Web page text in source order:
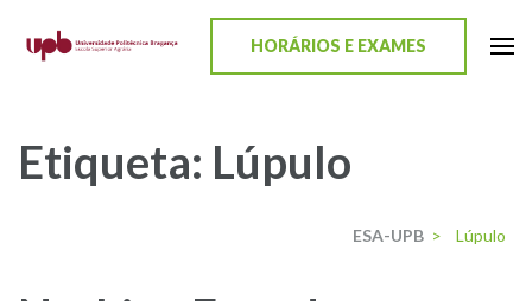
HORÁRIOS E EXAMES
Etiqueta: Lúpulo
ESA-UPB > Lúpulo